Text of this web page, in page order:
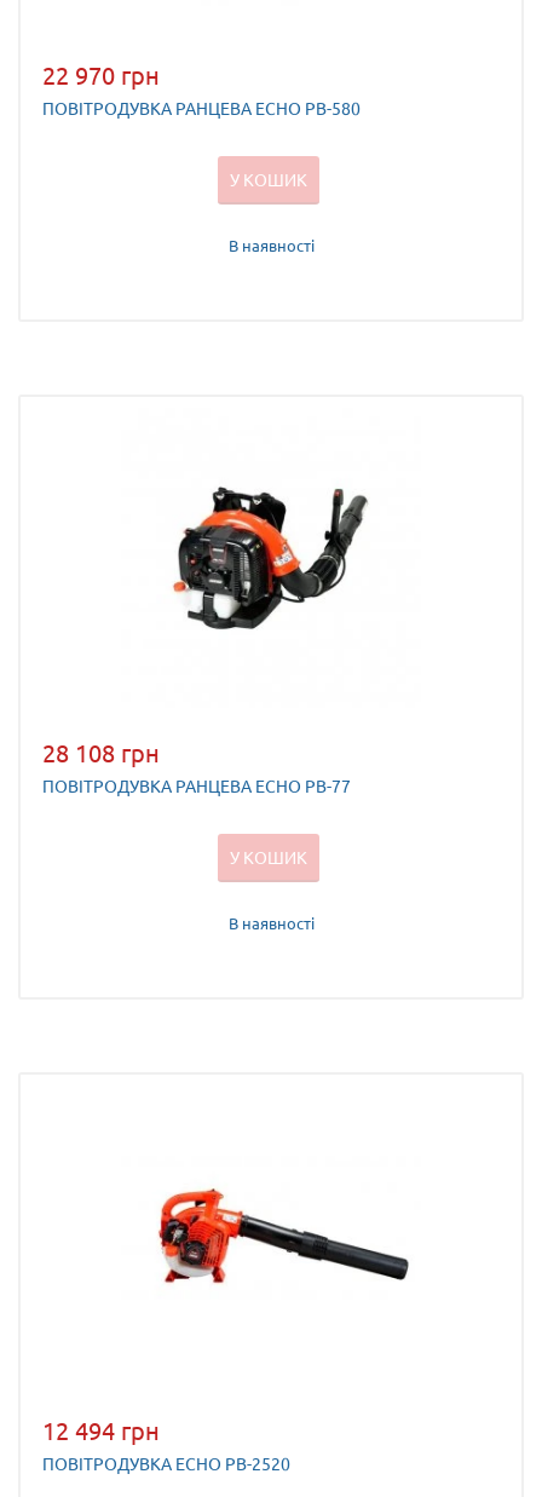
22 970 грн
ПОВІТРОДУВКА РАНЦЕВА ECHO PB-580
У КОШИК
В наявності
28 108 грн
ПОВІТРОДУВКА РАНЦЕВА ECHO PB-77
У КОШИК
В наявності
12 494 грн
ПОВІТРОДУВКА ECHO PB-2520